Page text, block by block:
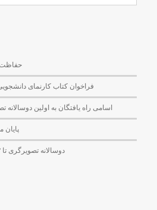
فراخوان کتاب کارنمای دانشجویی
اسامی راه یافتگان به اولین
پایان
دوسالانه تصویرگری تا ۱۲ بهمن تمدید شد